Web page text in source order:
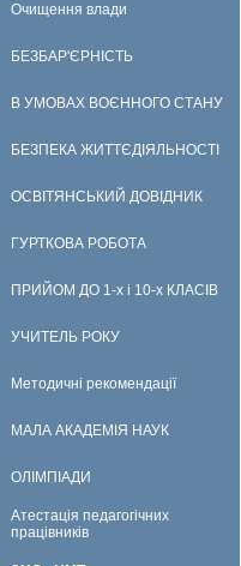
Очищення влади
БЕЗБАР'ЄРНІСТЬ
В УМОВАХ ВОЄННОГО СТАНУ
БЕЗПЕКА ЖИТТЄДІЯЛЬНОСТІ
ОСВІТЯНСЬКИЙ ДОВІДНИК
ГУРТКОВА РОБОТА
ПРИЙОМ ДО 1-х і 10-х КЛАСІВ
УЧИТЕЛЬ РОКУ
Методичні рекомендації
МАЛА АКАДЕМІЯ НАУК
ОЛІМПІАДИ
Атестація педагогічних
працівників